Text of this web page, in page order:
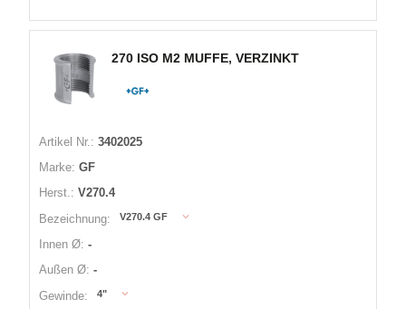
270 ISO M2 MUFFE, VERZINKT
Artikel Nr.: 3402025
Marke: GF
Herst.: V270.4
Bezeichnung:
V270.4 GF
Innen Ø: -
Außen Ø: -
Gewinde:
4"